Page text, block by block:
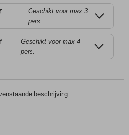
Geschikt voor max 3
pers.
Geschikt voor max 4
pers.
beschrijving.